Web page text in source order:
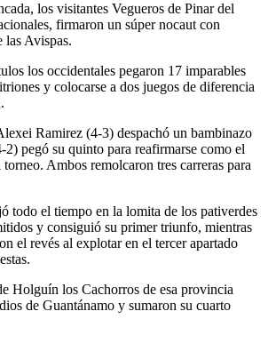
los visitantes Vegueros de Pinar del
firmaron un súper nocaut con
las Avispas.
los occidentales pegaron 17 imparables
y colocarse a dos juegos de diferencia
Ramirez (4-3) despachó un bambinazo
pegó su quinto para reafirmarse como el
Ambos remolcaron tres carreras para
todo el tiempo en la lomita de los pativerdes
y consiguió su primer triunfo, mientras
el revés al explotar en el tercer apartado
Holguín los Cachorros de esa provincia
de Guantánamo y sumaron su cuarto